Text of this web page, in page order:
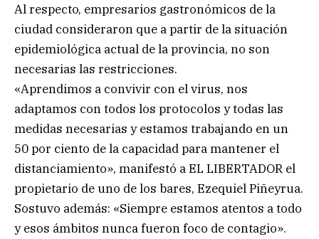
Al respecto, empresarios gastronómicos de la
ciudad consideraron que a partir de la situación
epidemiológica actual de la provincia, no son
necesarias las restricciones.
«Aprendimos a convivir con el virus, nos
adaptamos con todos los protocolos y todas las
medidas necesarias y estamos trabajando en un
50 por ciento de la capacidad para mantener el
distanciamiento», manifestó a EL LIBERTADOR el
propietario de uno de los bares, Ezequiel Piñeyrua.
Sostuvo además: «Siempre estamos atentos a todo
y esos ámbitos nunca fueron foco de contagio».